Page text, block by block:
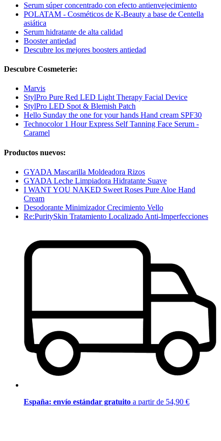
Serum súper concentrado con efecto antienvejecimiento
POLATAM - Cosméticos de K-Beauty a base de Centella
asiática
Serum hidratante de alta calidad
Booster antiedad
Descubre los mejores boosters antiedad
Descubre Cosmeterie:
Marvis
StylPro Pure Red LED Light Therapy Facial Device
StylPro LED Spot & Blemish Patch
Hello Sunday the one for your hands Hand cream SPF30
Technocolor 1 Hour Express Self Tanning Face Serum -
Caramel
Productos nuevos:
GYADA Mascarilla Moldeadora Rizos
GYADA Leche Limpiadora Hidratante Suave
I WANT YOU NAKED Sweet Roses Pure Aloe Hand
Cream
Desodorante Minimizador Crecimiento Vello
Re:PuritySkin Tratamiento Localizado Anti-Imperfecciones
España: envío estándar gratuito a partir de 54,90 €